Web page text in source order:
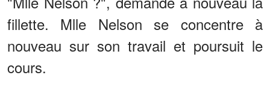
fillette. Mlle Nelson se concentre à
nouveau sur son travail et poursuit le
cours.